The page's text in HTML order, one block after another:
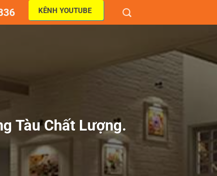
KÊNH YOUTUBE
Tàu Chất Lượng.